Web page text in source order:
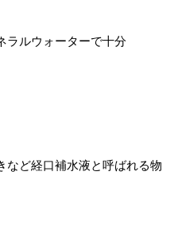
ラルウォーターで十分
など経口補水液と呼ばれる物